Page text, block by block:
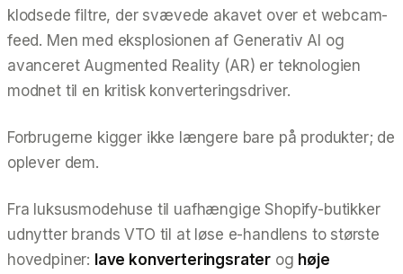
klodsede filtre, der svævede akavet over et webcam-
feed. Men med eksplosionen af Generativ AI og
avanceret Augmented Reality (AR) er teknologien
modnet til en kritisk konverteringsdriver.
Forbrugerne kiggerikke længere bare på produkter; de
opleverdem.
Fra luksusmodehuse til uafhængige Shopify-butikker
udnytter brands VTO til at løse e-handlens to største
hovedpiner: lave konverteringsrater og høje